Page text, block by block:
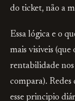
do ticket, não a
Essa lógica e o
mais visiveis
rentabilidade
compara). Redes
esse principio